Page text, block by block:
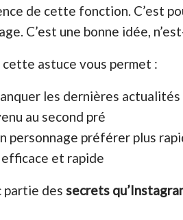
de cette fonction. C’est
C’est une bonne idée,
cette astuce vous permet :
les dernières actualités
au second pré
personnage préférer plus
efficace et rapide
partie des secrets